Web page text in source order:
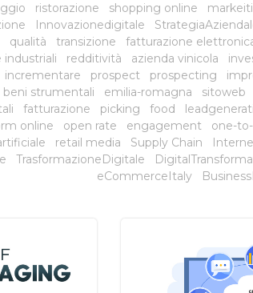
ristorazione shopping online
Innovazionedigitale
qualità transizione fatturazione
industriali redditività azienda vinicola
incrementare prospect prospecting
beni strumentali emilia-romagna sitoweb
fatturazione picking food
online open rate engagement one-
retail media Supply Chain
TrasformazioneDigitale
eCommerceItaly